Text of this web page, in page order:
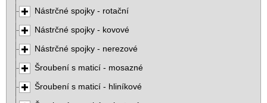
Nástrčné spojky - rotační
Nástrčné spojky - kovové
Nástrčné spojky - nerezové
Šroubení s maticí - mosazné
Šroubení s maticí - hliníkové